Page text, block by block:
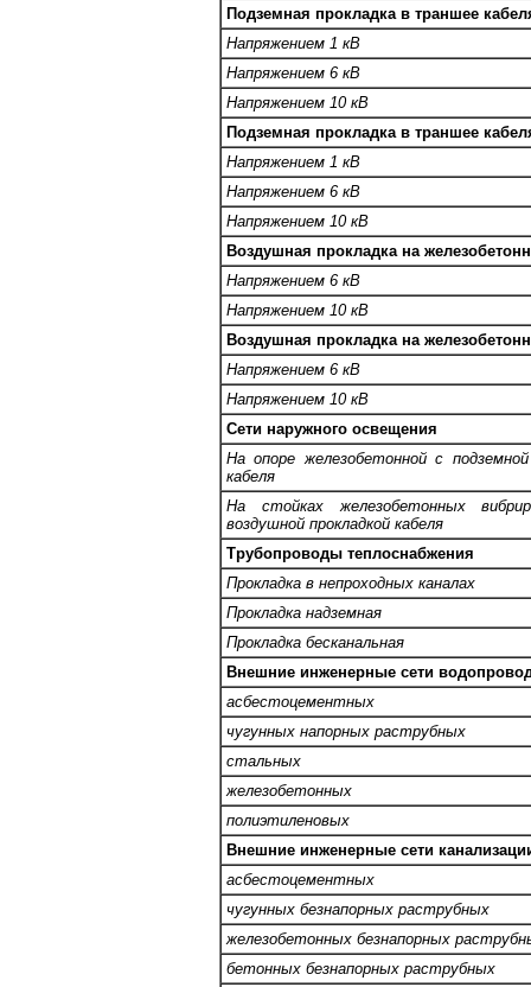
Подземная прокладка в траншее
Напряжением 1 кВ
Напряжением 6 кВ
Напряжением 10 кВ
Подземная прокладка в траншее
Напряжением 1 кВ
Напряжением 6 кВ
Напряжением 10 кВ
Воздушная прокладка на
Напряжением 6 кВ
Напряжением 10 кВ
Воздушная прокладка на
Напряжением 6 кВ
Напряжением 10 кВ
Сети наружного освещения
На опоре железобетонной с подземной
кабеля
На стойках железобетонных
воздушной прокладкой кабеля
Трубопроводы теплоснабжения
Прокладка в непроходных каналах
Прокладка надземная
Прокладка бесканальная
Внешние инженерные сети
асбестоцементных
чугунных напорных раструбных
стальных
железобетонных
полиэтиленовых
Внешние инженерные сети
асбестоцементных
чугунных безнапорных раструбных
железобетонных безнапорных
бетонных безнапорных раструбных